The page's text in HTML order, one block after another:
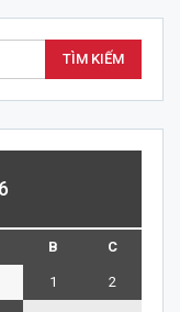
B C
1 2